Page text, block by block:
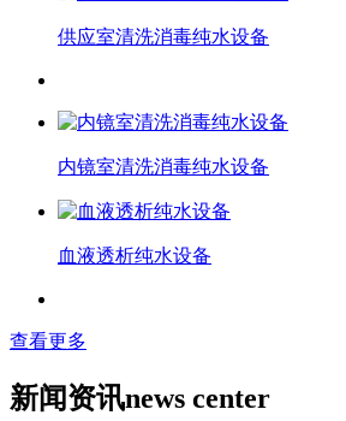
供应室清洗消毒纯水设备
内镜室清洗消毒纯水设备
血液透析纯水设备
查看更多
新闻资讯news center